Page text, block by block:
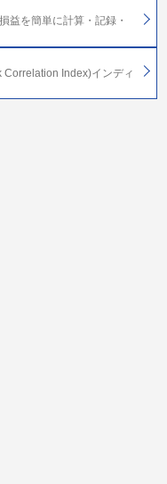
益を簡単に計算・記録・
Index)インディ